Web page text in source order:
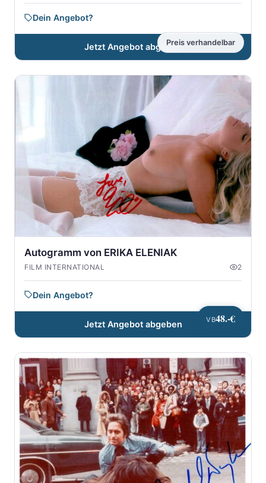
Preis verhandelbar
Dein Angebot?
Jetzt Angebot abgeben
VB48.-€
Autogramm von ERIKA ELENIAK
FILM INTERNATIONAL 2
Dein Angebot?
Jetzt Angebot abgeben